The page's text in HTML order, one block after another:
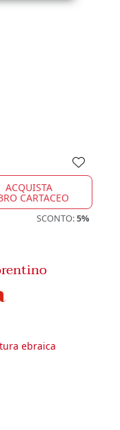
ACQUISTA
CARTACEO
SCONTO:5%
ebraica